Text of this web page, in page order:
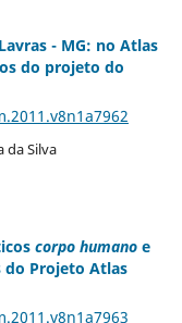
- MG: no Atlas
do projeto do
da Silva
corpo humanoe
do Projeto Atlas